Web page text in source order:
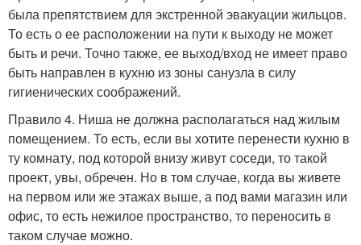
была препятствием для экстренной эвакуации жильцов.
То есть о ее расположении на пути к выходу не может
быть и речи. Точно также, ее выход/вход не имеет право
быть направлен в кухню из зоны санузла в силу
гигиенических соображений.
Правило 4. Ниша не должна располагаться над жилым
помещением. То есть, если вы хотите перенести кухню в
ту комнату, под которой внизу живут соседи, то такой
проект, увы, обречен. Но в том случае, когда вы живете
на первом или же этажах выше, а под вами магазин или
офис, то есть нежилое пространство, то переносить в
таком случае можно.